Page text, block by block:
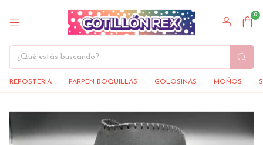
0
REPOSTERIA PARPEN BOQUILLAS GOLOSINAS MOÑOS